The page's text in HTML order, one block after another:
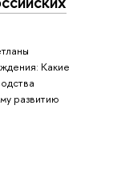
Какие
развитию